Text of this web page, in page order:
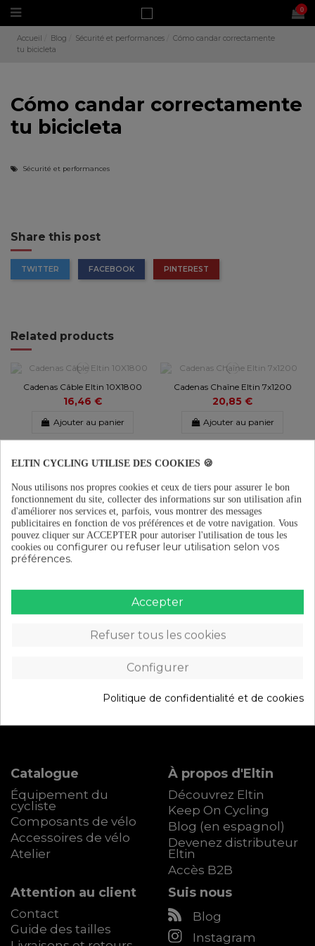
0
Accueil Blog Sécurité et performances
Cómo candar correctamente
tu bicicleta
Cómo candar correctamente
tu bicicleta
Sécurité et performances
Share this post
TWITTER FACEBOOK PINTEREST
Related products
Cadenas Câble Eltin 10X1800
16,46 €
Ajouter au panier
Cadenas Chaîne Eltin 7x1200
20,85 €
Ajouter au panier
Cadenas enroulable à
combinaison 70x1000
13,15 €
Ajouter au panier
28,56 €
Ajouter au panier
Cadenas spirale Eltin 10x1800
8,75 €
Ajouter au panier
Catalogue
Équipement du
cycliste
Composants de vélo
Accessoires de vélo
Atelier
À propos d'Eltin
Découvrez Eltin
Keep On Cycling
Blog (en espagnol)
Devenez distributeur
Eltin
Accès B2B
Attention au client
Contact
Guide des tailles
Suis nous
Blog
Instagram
ELTIN CYCLING UTILISE DES COOKIES 🍪
Nous utilisons nos propres cookies et ceux de tiers pour assurer le bon
fonctionnement du site, collecter des informations sur son utilisation afin
d'améliorer nos services et, parfois, vous montrer des messages
publicitaires en fonction de vos préférences et de votre navigation. Vous
pouvez cliquer sur ACCEPTER pour autoriser l'utilisation de tous les
cookies ou configurer ou refuser leur utilisation selon vos
préférences.
Accepter
Refuser tous les cookies
Configurer
Politique de confidentialité et de cookies